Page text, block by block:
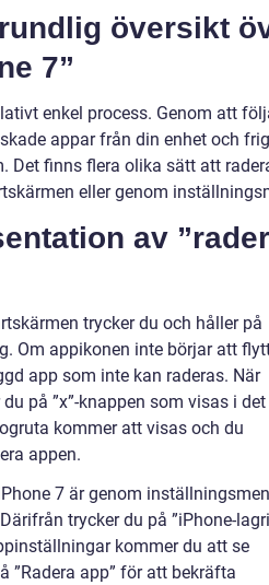
översikt
7”
enkel process. Genom att
appar från din enhet och
Det finns flera olika sätt att
eller genom
av
trycker du och håller på
Om appikonen inte börjar att
app som inte kan raderas. När
på ”x”-knappen som visas i det
kommer att visas och du
appen.
7 är genom
trycker du på ”iPhone-
kommer du att se
”Radera app” för att bekräfta